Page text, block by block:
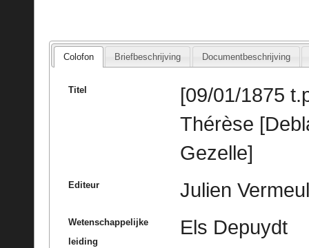
Colofon Briefbeschrijving Documentbeschrijving
Titel
[09/01/1875
Thérèse
Gezelle]
Editeur Julien
Wetenschappelijke
leiding
Els Depuydt